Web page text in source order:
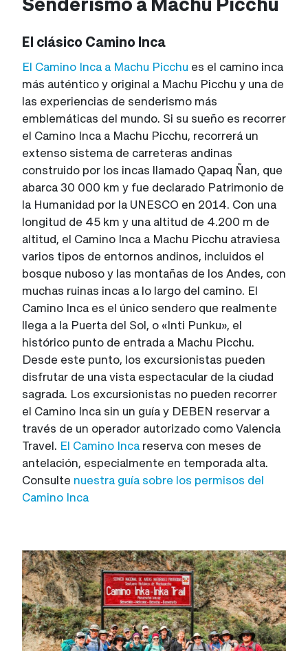
El clásico Camino Inca
El Camino Inca a Machu Picchu es el camino inca
más auténtico y original a Machu Picchu y una de
las experiencias de senderismo más
emblemáticas del mundo. Si su sueño es recorrer
el Camino Inca a Machu Picchu, recorrerá un
extenso sistema de carreteras andinas
construido por los incas llamado Qapaq Ñan, que
abarca 30 000 km y fue declarado Patrimonio de
la Humanidad por la UNESCO en 2014. Con una
longitud de 45 km y una altitud de 4.200 m de
altitud, el Camino Inca a Machu Picchu atraviesa
varios tipos de entornos andinos, incluidos el
bosque nuboso y las montañas de los Andes, con
muchas ruinas incas a lo largo del camino. El
Camino Inca es el único sendero que realmente
llega a la Puerta del Sol, o «Inti Punku», el
histórico punto de entrada a Machu Picchu.
Desde este punto, los excursionistas pueden
disfrutar de una vista espectacular de la ciudad
sagrada. Los excursionistas no pueden recorrer
el Camino Inca sin un guía y DEBEN reservar a
través de un operador autorizado como Valencia
Travel. El Camino Inca reserva con meses de
antelación, especialmente en temporada alta.
Consulte nuestra guía sobre los permisos del
Camino Inca